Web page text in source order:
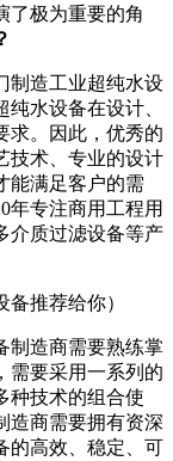
了极为重要的角
制造工业超纯水设
水设备在设计、
求。因此，优秀的
技术、专业的设计
能满足客户的需
年专注商用工程用
介质过滤设备等产
制造商需要熟练掌
需要采用一系列的
种技术的组合使
造商需要拥有资深
的高效、稳定、可